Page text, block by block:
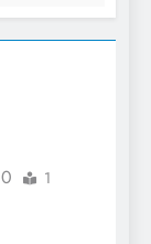
0
1